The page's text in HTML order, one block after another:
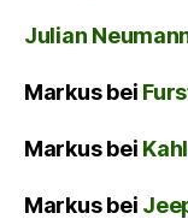
Julian
Markusbei
Markusbei
Markusbei